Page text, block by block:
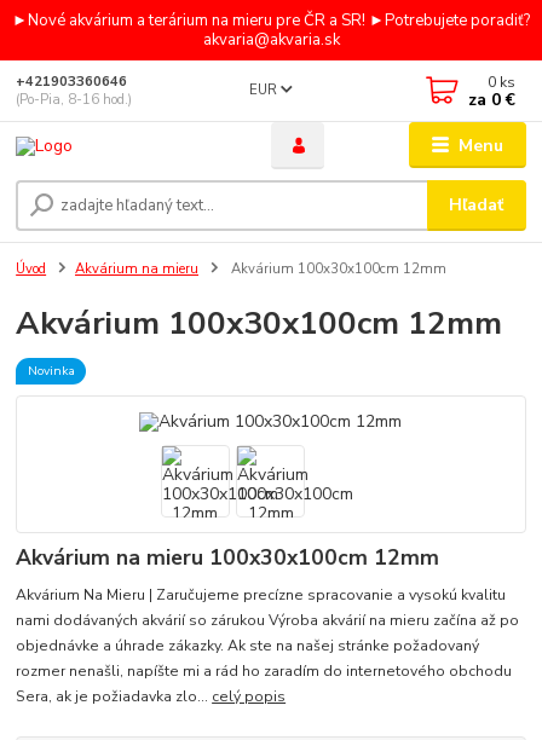
►Nové akvárium a terárium na mieru pre ČR a SR! ►Potrebujete poradiť?
akvaria@akvaria.sk
Menu
EUR
Hľadať
+421903360646
(Po-Pia, 8-16 hod.)
0 ks
za 0 €
Úvod Akvárium na mieru Akvárium 100x30x100cm 12mm
Akvárium 100x30x100cm 12mm
Novinka
Akvárium na mieru 100x30x100cm 12mm
Akvárium Na Mieru | Zaručujeme precízne spracovanie a vysokú kvalitu
nami dodávaných akvárií so zárukou Výroba akvárií na mieru začína až po
objednávke a úhrade zákazky. Ak ste na našej stránke požadovaný
rozmer nenašli, napíšte mi a rád ho zaradím do internetového obchodu
Sera, ak je požiadavka zlo... celý popis